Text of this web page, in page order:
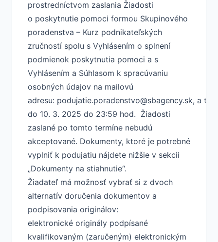
prostredníctvom zaslania Žiadosti
o poskytnutie pomoci formou Skupinového
poradenstva – Kurz podnikateľských
zručností spolu s Vyhlásením o splnení
podmienok poskytnutia pomoci a s
Vyhlásením a Súhlasom k spracúvaniu
osobných údajov na mailovú
adresu: podujatie.poradenstvo@sbagency.sk, a to
do 10. 3. 2025 do 23:59 hod. Žiadosti
zaslané po tomto termíne nebudú
akceptované. Dokumenty, ktoré je potrebné
vyplniť k podujatiu nájdete nižšie v sekcii
„Dokumenty na stiahnutie“.
Žiadateľ má možnosť vybrať si z dvoch
alternatív doručenia dokumentov a
podpisovania originálov:
elektronické originály podpísané
kvalifikovaným (zaručeným) elektronickým